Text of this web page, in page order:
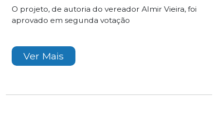
O projeto, de autoria do vereador Almir Vieira, foi
aprovado em segunda votação
Ver Mais